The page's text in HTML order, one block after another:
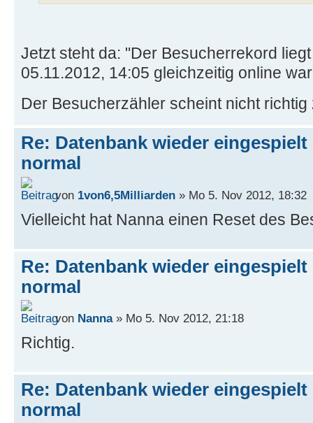
Jetzt steht da: "Der Besucherrekord
05.11.2012, 14:05 gleichzeitig online
Der Besucherzähler scheint nicht
Re: Datenbank wieder
normal
von 1von6,5Milliarden » Mo 5. Nov 2012, 18:32
Vielleicht hat Nanna einen Reset des
Re: Datenbank wieder
normal
von Nanna» Mo 5. Nov 2012, 21:18
Richtig.
Re: Datenbank wieder
normal